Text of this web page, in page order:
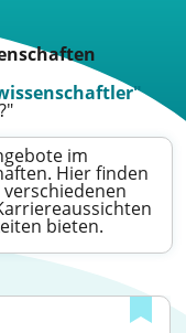
im
Hier finden
bieten.